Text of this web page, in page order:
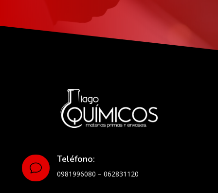
v
Teléfono:
0981996080 – 062831120